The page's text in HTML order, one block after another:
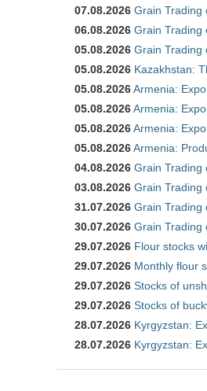
07.08.2026 Grain Trading
06.08.2026 Grain Trading
05.08.2026 Grain Trading
05.08.2026 Kazakhstan:
05.08.2026Armenia:
05.08.2026Armenia:
05.08.2026Armenia:
05.08.2026Armenia:
04.08.2026 Grain Trading
03.08.2026 Grain Trading
31.07.2026 Grain Trading
30.07.2026 Grain Trading
29.07.2026 Flour stocks
29.07.2026 Monthly flour
29.07.2026 Stocks of
29.07.2026 Stocks of
28.07.2026 Kyrgyzstan:
28.07.2026 Kyrgyzstan: